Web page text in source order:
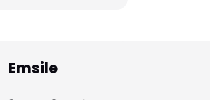
Emsile